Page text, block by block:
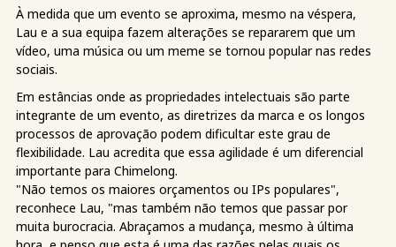
À medida que um evento se aproxima, mesmo na véspera,
Lau e a sua equipa fazem alterações se repararem que um
vídeo, uma música ou um meme se tornou popular nas redes
sociais.
Em estâncias onde as propriedades intelectuais são parte
integrante de um evento, as diretrizes da marca e os longos
processos de aprovação podem dificultar este grau de
flexibilidade. Lau acredita que essa agilidade é um diferencial
importante para Chimelong.
"Não temos os maiores orçamentos ou IPs populares",
reconhece Lau, "mas também não temos que passar por
muita burocracia. Abraçamos a mudança, mesmo à última